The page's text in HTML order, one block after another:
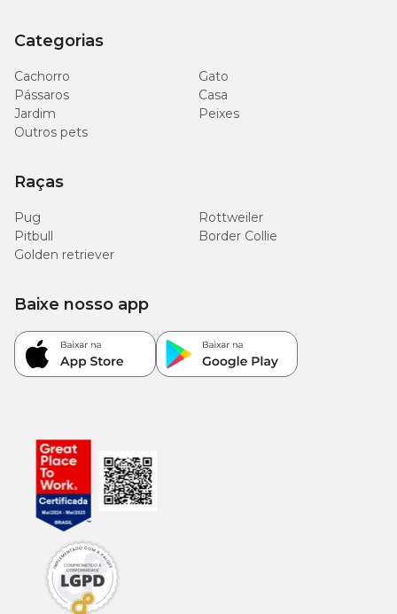
Categorias
Cachorro
Gato
Pássaros
Casa
Jardim
Peixes
Outros pets
Raças
Pug
Rottweiler
Pitbull
Border Collie
Golden retriever
Baixe nosso app